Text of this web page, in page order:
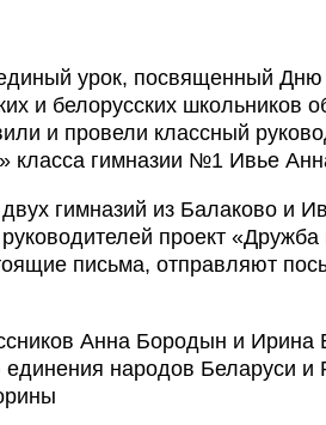
урок, посвященный Дню
и белорусских школьников
и провели классный
класса гимназии №1 Ивье
гимназий из Балаково и
проект
письма, отправляют
Анна Бородын и Ирина
народов Беларуси и